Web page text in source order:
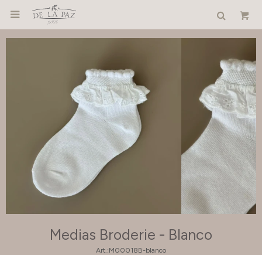

Medias Broderie - Blanco
M00018B-blanco